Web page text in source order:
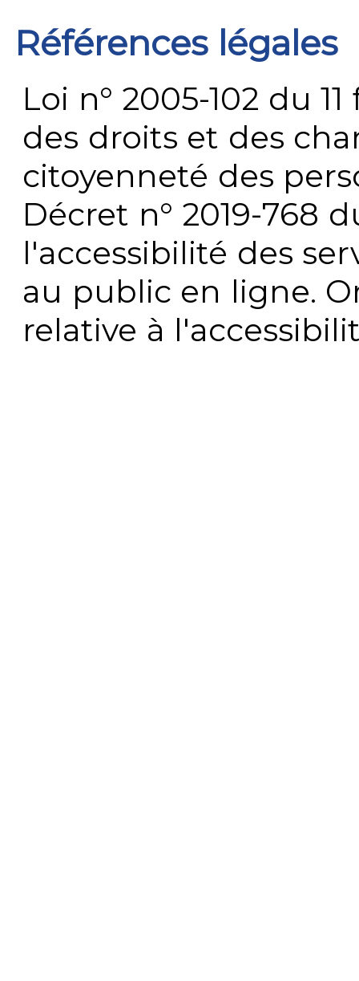
Références légales
Loi n° 2005-102 du
des droits et des
citoyenneté des
Décret n° 2019-768
l'accessibilité des
au public en ligne.
relative à